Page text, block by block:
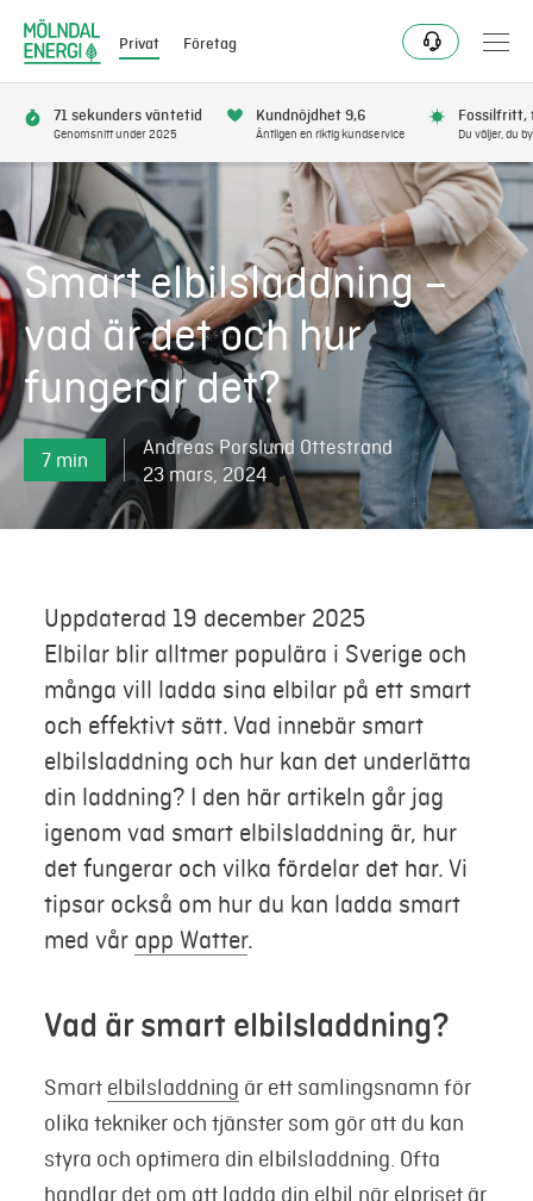
Privat Företag
Bli kund
Flytta
Förnya
Se avbrott
Få bonus
Elnät
Logga in
Mina sidor
71 sekunders väntetid
Genomsnitt under 2025
Kundnöjdhet 9,6
Äntligen en riktig kundservice
Fossilfritt,
Du väljer, du
Smart elbilsladdning –
vad är det och hur
fungerar det?
7 min
Andreas Porslund Ottestrand
23 mars, 2024
Uppdaterad 19 december 2025
Elbilar blir alltmer populära i Sverige och
många vill ladda sina elbilar på ett smart
och effektivt sätt. Vad innebär smart
elbilsladdning och hur kan det underlätta
din laddning? I den här artikeln går jag
igenom vad smart elbilsladdning är, hur
det fungerar och vilka fördelar det har. Vi
tipsar också om hur du kan ladda smart
med vår app Watter.
Vad är smart elbilsladdning?
Smart elbilsladdning är ett samlingsnamn för
olika tekniker och tjänster som gör att du kan
styra och optimera din elbilsladdning. Ofta
handlar det om att ladda din elbil när elpriset är